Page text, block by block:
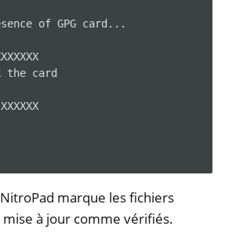
of GPG card...
the card
XXXXXX
marque les fichiers
à jour comme vérifiés.